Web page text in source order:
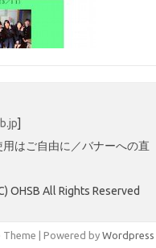
]
用はご自由に／バナーへの直
OHSB All Rights Reserved
Theme | Powered by Wordpress